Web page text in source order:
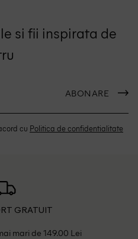
si fii inspirata de
ABONARE
cu Politica de confidentialitate
GRATUIT
mari de 149.00 Lei